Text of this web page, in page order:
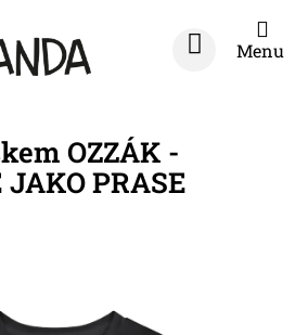
NÁKUPNÍ
OZZÁK -
PRASE